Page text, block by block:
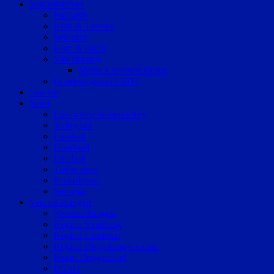
Sonderthemen
Podcasts
Kids & Teenies
Senioren
Katz & Hund
Valentinstag
Meine Liebeserklärung
Bundestagswahl 2017
Vereine
Sport
Eishockey/Inlinehockey
Volleyball
Fussball
Handball
Football
Trabrennen
Kampfsport
Sonstige
Veranstaltungen
Veranstaltungen
Region Straubing
Region Landshut
Region Dingolfing-Landau
Raum Deggendorf
Bluval